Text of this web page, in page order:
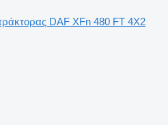
DAF XFn 480 FT 4X2